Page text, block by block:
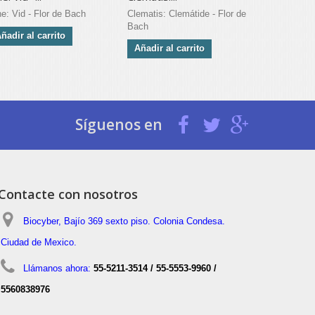
Vid - Flor de Bach
al carrito
Clematis: Clemátide - Flor de
Bach
Añadir al carrito
Síguenos en
con nosotros
Biocyber, Bajío 369 sexto piso. Colonia Condesa.
Ciudad de Mexico.
Llámanos ahora: 55-5211-3514 / 55-5553-9960 /
5560838976